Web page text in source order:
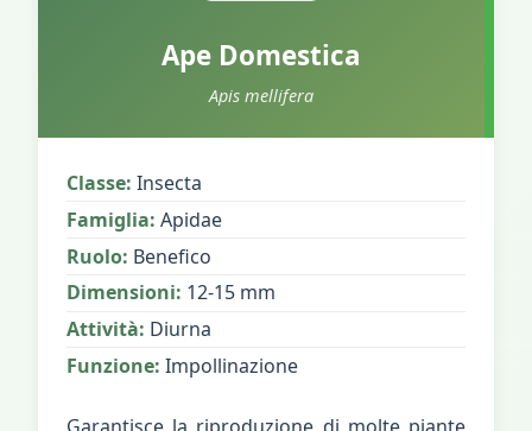
Ape Domestica
Apis mellifera
Classe: Insecta
Famiglia: Apidae
Ruolo: Benefico
Dimensioni: 12-15 mm
Attività: Diurna
Funzione: Impollinazione